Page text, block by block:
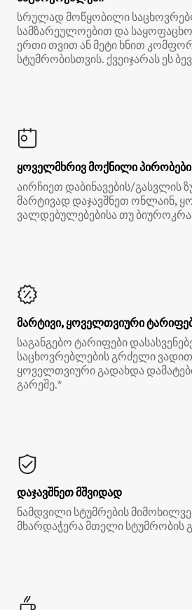
სრულად მოწყობილი
სამზარეულოებით და
ერთი თვით ან მეტი ხნით
სტუმრობისთვის. ქვეიჯარას ეს
ყოველმხრივ მოქნილი პირობები
აირჩიეთ დაბინავების/გასვლის
მარტივად დაჯავშნეთ ონლაინ,
ვალდებულებებისა თუ
მარტივი, ყოველთვიური
საგანგებო ტარიფები
საცხოვრებლების გრძელი
ყოველთვიური გადახდა
გარეშე.*
დაჯავშნეთ მშვიდად
ნამდვილი სტუმრების
მხარდაჭერა მთელი სტუმრობის